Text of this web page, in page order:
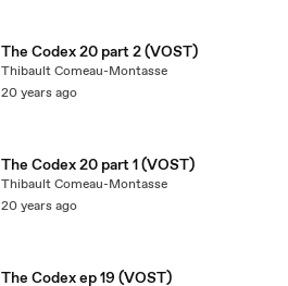
The Codex 20 part 2 (VOST)
Thibault Comeau-Montasse
20 years ago
The Codex 20 part 1 (VOST)
Thibault Comeau-Montasse
20 years ago
The Codex ep 19 (VOST)